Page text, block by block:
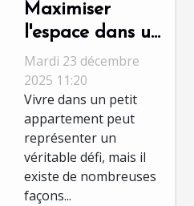
Maximiser
l'espace dans un
petit
appartement :
astuces et idées
Mardi 23 décembre
2025 11:20
Vivre dans un petit
appartement peut
représenter un
véritable défi, mais il
existe de nombreuses
façons...